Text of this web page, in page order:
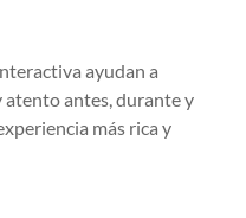
ayudan a
antes, durante y
más rica y